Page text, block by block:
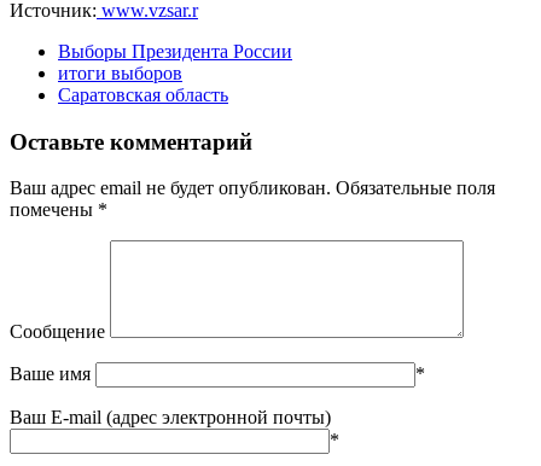
Источник: www.vzsar.r
Выборы Президента России
итоги выборов
Саратовская область
Оставьте комментарий
Ваш адрес email не будет опубликован. Обязательные поля
помечены *
Сообщение
Ваше имя *
Ваш E-mail (адрес электронной почты)
*